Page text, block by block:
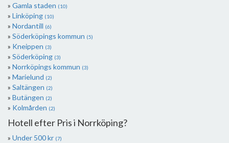
Gamla staden (10)
Linköping (10)
Nordantill (6)
Söderköpings kommun (5)
Kneippen (3)
Söderköping (3)
Norrköpings kommun (3)
Marielund (2)
Saltängen (2)
Butängen (2)
Kolmården (2)
Hotell efter Pris i Norrköping?
Under 500 kr (7)